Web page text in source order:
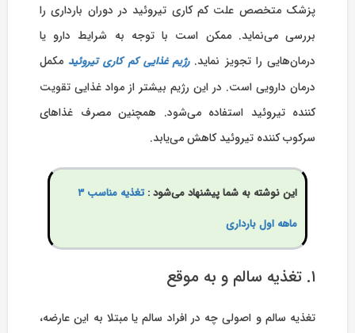
پزشک متخصص علت کم کاری تیروئید در دوران بارداری را
بررسی می‌نماید. ممکن است با توجه به شرایط دارو یا
درمان‌هایی را تجویز نماید.رژیم غذایی کم کاری تیروئیدمکمل
درمان دارویی است. در این رژیم بیشتر از مواد غذایی تقویت
کننده تیروئید استفاده می‌شود. همچنین مصرف غذاهای
سرکوب کننده تیروئید کاهش می‌یابد.
این نوشته به شما پیشنهاد می‌شود :
تغذیه مناسب ۳
ماهه اول بارداری
۱. تغذیه سالم و به موقع
تغذیه سالم و اصولی چه در افراد سالم یا مبتلا به این عارضه،